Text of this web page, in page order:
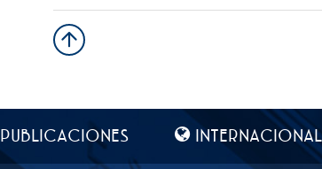
PUBLICACIONES INTERNACIONAL